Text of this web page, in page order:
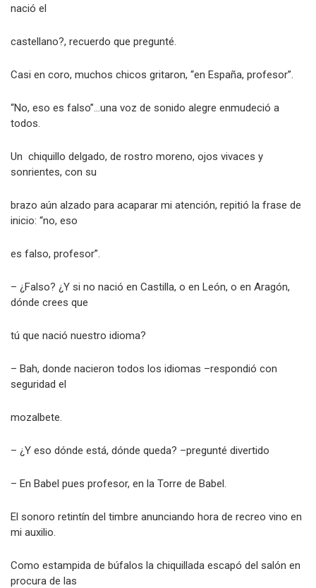
nació el
castellano?, recuerdo que pregunté.
Casi en coro, muchos chicos gritaron, “en España, profesor”.
“No, eso es falso”…una voz de sonido alegre enmudeció a
todos.
Un chiquillo delgado, de rostro moreno, ojos vivaces y
sonrientes, con su
brazo aún alzado para acaparar mi atención, repitió la frase de
inicio: “no, eso
es falso, profesor”.
– ¿Falso? ¿Y si no nació en Castilla, o en León, o en Aragón,
dónde crees que
tú que nació nuestro idioma?
– Bah, donde nacieron todos los idiomas –respondió con
seguridad el
mozalbete.
– ¿Y eso dónde está, dónde queda? –pregunté divertido
– En Babel pues profesor, en la Torre de Babel.
El sonoro retintín del timbre anunciando hora de recreo vino en
mi auxilio.
Como estampida de búfalos la chiquillada escapó del salón en
procura de las